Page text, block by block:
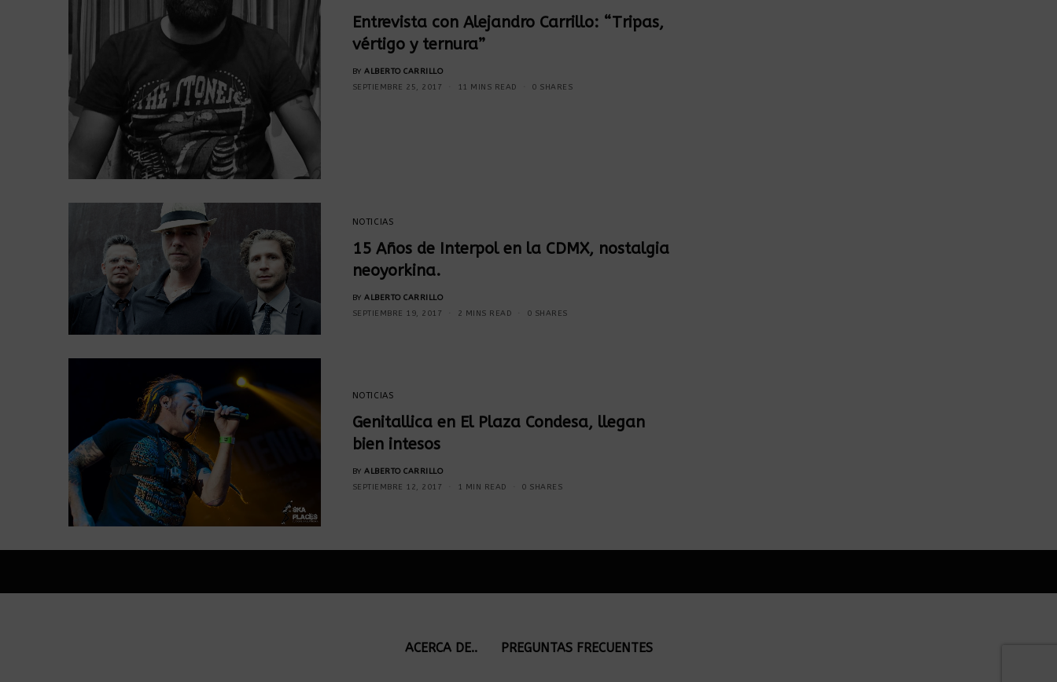
Entrevista con Alejandro Carrillo: “Tripas,
vértigo y ternura”
BY ALBERTO CARRILLO
SEPTIEMBRE 25, 2017
11 MINS READ 0 SHARES
NOTICIAS
15 Años de Interpol en la CDMX, nostalgia
neoyorkina.
BY ALBERTO CARRILLO
SEPTIEMBRE 19, 2017
2 MINS READ 0 SHARES
NOTICIAS
Genitallica en El Plaza Condesa, llegan
bien intesos
BY ALBERTO CARRILLO
SEPTIEMBRE 12, 2017
1 MIN READ 0 SHARES
ACERCA DE.. PREGUNTAS FRECUENTES